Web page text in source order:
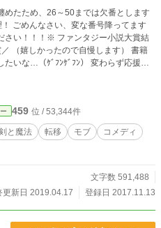
たため、26～50までは欠番とします
ごめんなさい、変な番号降ってます
ンタジー小説大賞結
いな…（ｹﾞﾌﾝｹﾞﾌﾝ） 変わらず応援し
ます！ （誰かイラスト化してくれる
に手直しいたします。
んよね？ 『ラッキー』と思うか『ア
＊＊＊＊＊＊＊＊＊
ている作品なので、多くは望まないで
459 位 / 53,344件
と魔法 転移 モブ
コメディ
文字数 591,488
更新日 2019.04.17
登録日 2017.11.13